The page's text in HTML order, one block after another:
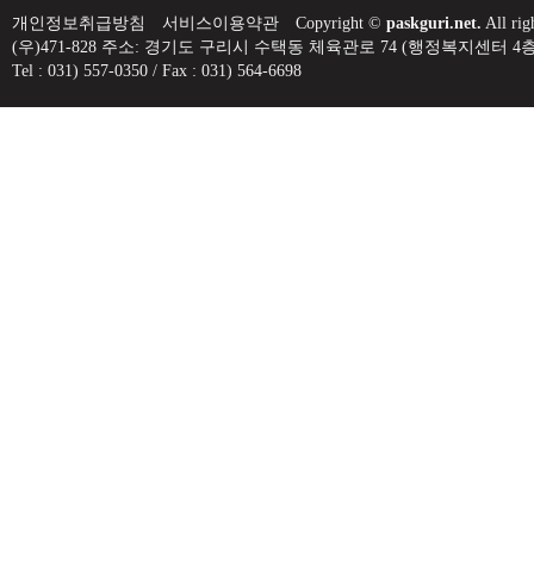
개인정보취급방침 서비스이용약관 Copyright © paskguri.net. All
(우)471-828 주소: 경기도 구리시 수택동 체육관로 74 (행정복지센터
Tel : 031) 557-0350 / Fax : 031) 564-6698